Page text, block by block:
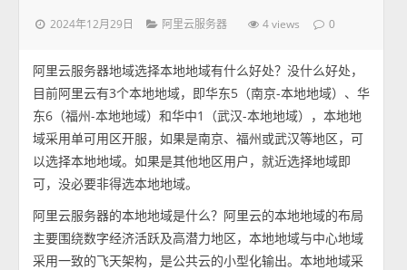
2024年12月29日 阿里云服务器 4 views 0
阿里云服务器地域选择本地地域有什么好处？没什么好处，
目前阿里云有3个本地地域，即华东5（南京-本地地域）、华
东6（福州-本地地域）和华中1（武汉-本地地域），本地地
域采用单可用区开服，如果是南京、福州或武汉等地区，可
以选择本地地域。如果是其他地区用户，就近选择地域即
可，没必要非得选本地地域。
阿里云服务器的本地地域是什么？阿里云的本地地域的布局
主要围绕数字经济活跃及高潜力地区，本地地域与中心地域
采用一致的飞天架构，是公共云的小型化输出。本地地域采